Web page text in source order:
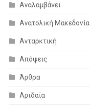
Αναλαμβάνει
Ανατολική Μακεδονία
Ανταρκτική
Απόψεις
Άρθρα
Αριδαία